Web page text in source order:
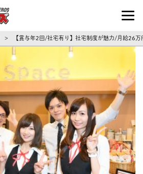
パチンコ求人・転職ならパチンコヒーロ
> 【賞与年2回/社宅有り】社宅制度が魅力/月給26